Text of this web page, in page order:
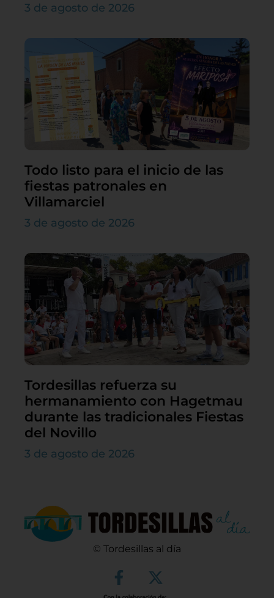
3 de agosto de 2026
Todo listo para el inicio de las
fiestas patronales en
Villamarciel
3 de agosto de 2026
Tordesillas refuerza su
hermanamiento con Hagetmau
durante las tradicionales Fiestas
del Novillo
3 de agosto de 2026
© Tordesillas al día